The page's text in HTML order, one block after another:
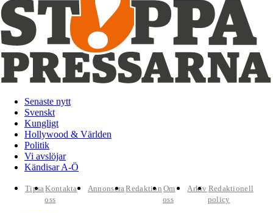
Senaste nytt
Svenskt
Kungligt
Hollywood & Världen
Politik
Vi avslöjar
Kändisar A-Ö
TipsaKontakta
oss
AnnonseraRedaktion Om
oss
Arkiv Redaktionell
policy